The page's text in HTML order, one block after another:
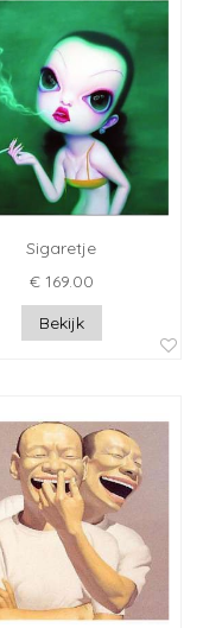
Sigaretje
€ 169.00
Bekijk